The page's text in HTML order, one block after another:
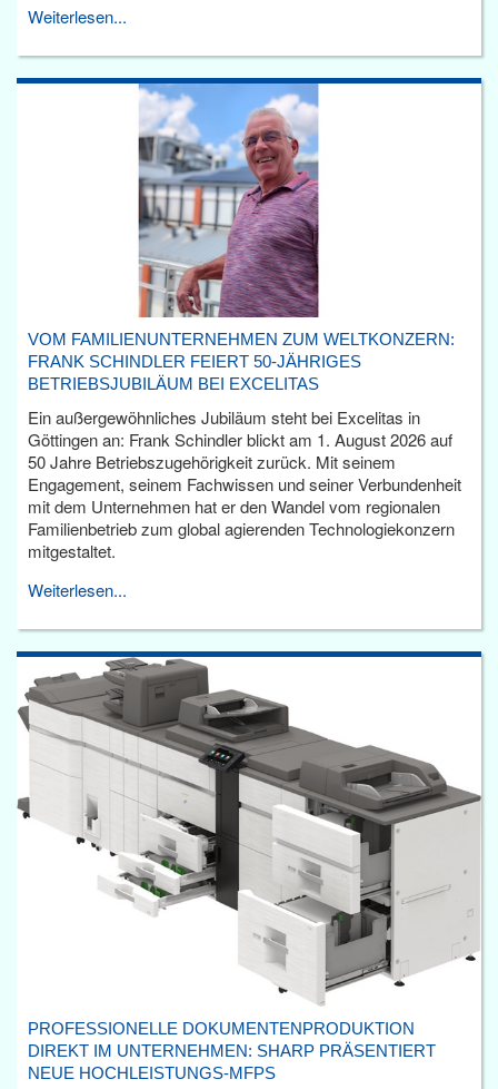
Weiterlesen...
VOM FAMILIENUNTERNEHMEN ZUM WELTKONZERN:
FRANK SCHINDLER FEIERT 50-JÄHRIGES
BETRIEBSJUBILÄUM BEI EXCELITAS
Ein außergewöhnliches Jubiläum steht bei Excelitas in
Göttingen an: Frank Schindler blickt am 1. August 2026 auf
50 Jahre Betriebszugehörigkeit zurück. Mit seinem
Engagement, seinem Fachwissen und seiner Verbundenheit
mit dem Unternehmen hat er den Wandel vom regionalen
Familienbetrieb zum global agierenden Technologiekonzern
mitgestaltet.
Weiterlesen...
PROFESSIONELLE DOKUMENTENPRODUKTION
DIREKT IM UNTERNEHMEN: SHARP PRÄSENTIERT
NEUE HOCHLEISTUNGS-MFPS